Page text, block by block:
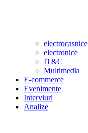
electrocasnice
electronice
IT&C
Multimedia
E-commerce
Evenimente
Interviuri
Analize